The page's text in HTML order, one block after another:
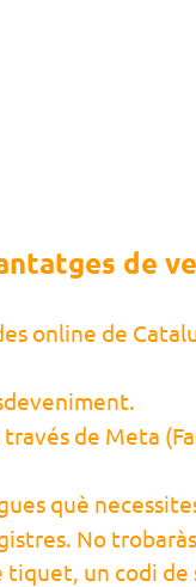
de
online de
de Meta
què
No
un codi